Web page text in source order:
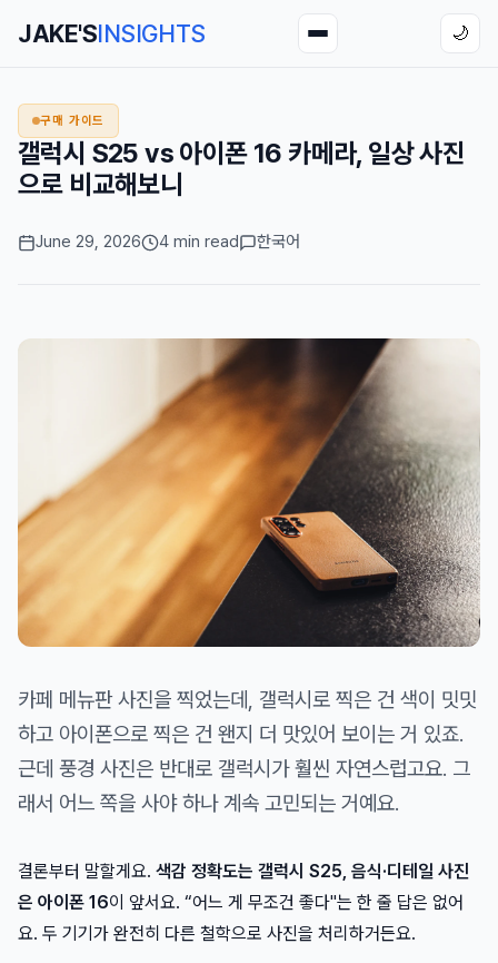
JAKE'SINSIGHTS 🌙
구매 가이드
갤럭시 S25 vs 아이폰 16 카메라, 일상 사진
으로 비교해보니
June 29, 2026 4 min read 한국어
카페 메뉴판 사진을 찍었는데, 갤럭시로 찍은 건 색이 밋밋
하고 아이폰으로 찍은 건 왠지 더 맛있어 보이는 거 있죠.
근데 풍경 사진은 반대로 갤럭시가 훨씬 자연스럽고요. 그
래서 어느 쪽을 사야 하나 계속 고민되는 거예요.
결론부터 말할게요. 색감 정확도는 갤럭시 S25, 음식·디테일 사진
은 아이폰 16이 앞서요. “어느 게 무조건 좋다"는 한 줄 답은 없어
요. 두 기기가 완전히 다른 철학으로 사진을 처리하거든요.